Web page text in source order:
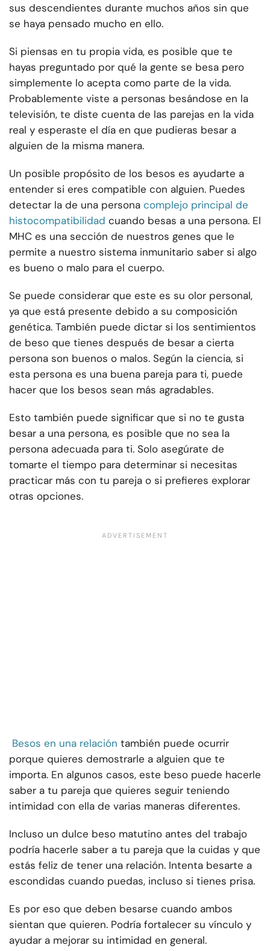
sus descendientes durante muchos años sin que
se haya pensado mucho en ello.
Si piensas en tu propia vida, es posible que te
hayas preguntado por qué la gente se besa pero
simplemente lo acepta como parte de la vida.
Probablemente viste a personas besándose en la
televisión, te diste cuenta de las parejas en la vida
real y esperaste el día en que pudieras besar a
alguien de la misma manera.
Un posible propósito de los besos es ayudarte a
entender si eres compatible con alguien. Puedes
detectar la de una persona complejo principal de
histocompatibilidad cuando besas a una persona. El
MHC es una sección de nuestros genes que le
permite a nuestro sistema inmunitario saber si algo
es bueno o malo para el cuerpo.
Se puede considerar que este es su olor personal,
ya que está presente debido a su composición
genética. También puede dictar si los sentimientos
de beso que tienes después de besar a cierta
persona son buenos o malos. Según la ciencia, si
esta persona es una buena pareja para ti, puede
hacer que los besos sean más agradables.
Esto también puede significar que si no te gusta
besar a una persona, es posible que no sea la
persona adecuada para ti. Solo asegúrate de
tomarte el tiempo para determinar si necesitas
practicar más con tu pareja o si prefieres explorar
otras opciones.
Besos en una relación también puede ocurrir
porque quieres demostrarle a alguien que te
importa. En algunos casos, este beso puede hacerle
saber a tu pareja que quieres seguir teniendo
intimidad con ella de varias maneras diferentes.
Incluso un dulce beso matutino antes del trabajo
podría hacerle saber a tu pareja que la cuidas y que
estás feliz de tener una relación. Intenta besarte a
escondidas cuando puedas, incluso si tienes prisa.
Es por eso que deben besarse cuando ambos
sientan que quieren. Podría fortalecer su vínculo y
ayudar a mejorar su intimidad en general.